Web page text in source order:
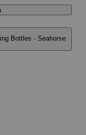
Bottles - Seahorse